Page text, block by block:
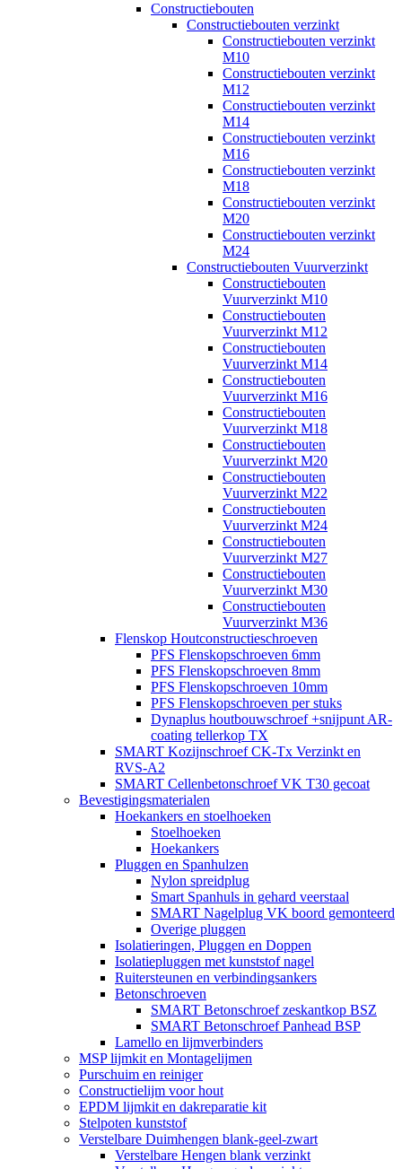
Constructiebouten
Constructiebouten verzinkt
Constructiebouten verzinkt
M10
Constructiebouten verzinkt
M12
Constructiebouten verzinkt
M14
Constructiebouten verzinkt
M16
Constructiebouten verzinkt
M18
Constructiebouten verzinkt
M20
Constructiebouten verzinkt
M24
Constructiebouten Vuurverzinkt
Constructiebouten
Vuurverzinkt M10
Constructiebouten
Vuurverzinkt M12
Constructiebouten
Vuurverzinkt M14
Constructiebouten
Vuurverzinkt M16
Constructiebouten
Vuurverzinkt M18
Constructiebouten
Vuurverzinkt M20
Constructiebouten
Vuurverzinkt M22
Constructiebouten
Vuurverzinkt M24
Constructiebouten
Vuurverzinkt M27
Constructiebouten
Vuurverzinkt M30
Constructiebouten
Vuurverzinkt M36
Flenskop Houtconstructieschroeven
PFS Flenskopschroeven 6mm
PFS Flenskopschroeven 8mm
PFS Flenskopschroeven 10mm
PFS Flenskopschroeven per stuks
Dynaplus houtbouwschroef +snijpunt AR-
coating tellerkop TX
SMART Kozijnschroef CK-Tx Verzinkt en
RVS-A2
SMART Cellenbetonschroef VK T30 gecoat
Bevestigingsmaterialen
Hoekankers en stoelhoeken
Stoelhoeken
Hoekankers
Pluggen en Spanhulzen
Nylon spreidplug
Smart Spanhuls in gehard veerstaal
SMART Nagelplug VK boord gemonteerd
Overige pluggen
Isolatieringen, Pluggen en Doppen
Isolatiepluggen met kunststof nagel
Ruitersteunen en verbindingsankers
Betonschroeven
SMART Betonschroef zeskantkop BSZ
SMART Betonschroef Panhead BSP
Lamello en lijmverbinders
MSP lijmkit en Montagelijmen
Purschuim en reiniger
Constructielijm voor hout
EPDM lijmkit en dakreparatie kit
Stelpoten kunststof
Verstelbare Duimhengen blank-geel-zwart
Verstelbare Hengen blank verzinkt